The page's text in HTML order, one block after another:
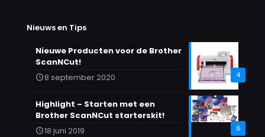
Nieuws en Tips
4
Nieuwe Producten voor de Brother
ScanNCut!
8 september 2020
6
Highlight – Starten met een
Brother ScanNCut starterskit!
18 juni 2019